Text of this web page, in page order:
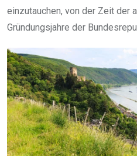
einzutauchen, von der Zeit der
Gründungsjahre der